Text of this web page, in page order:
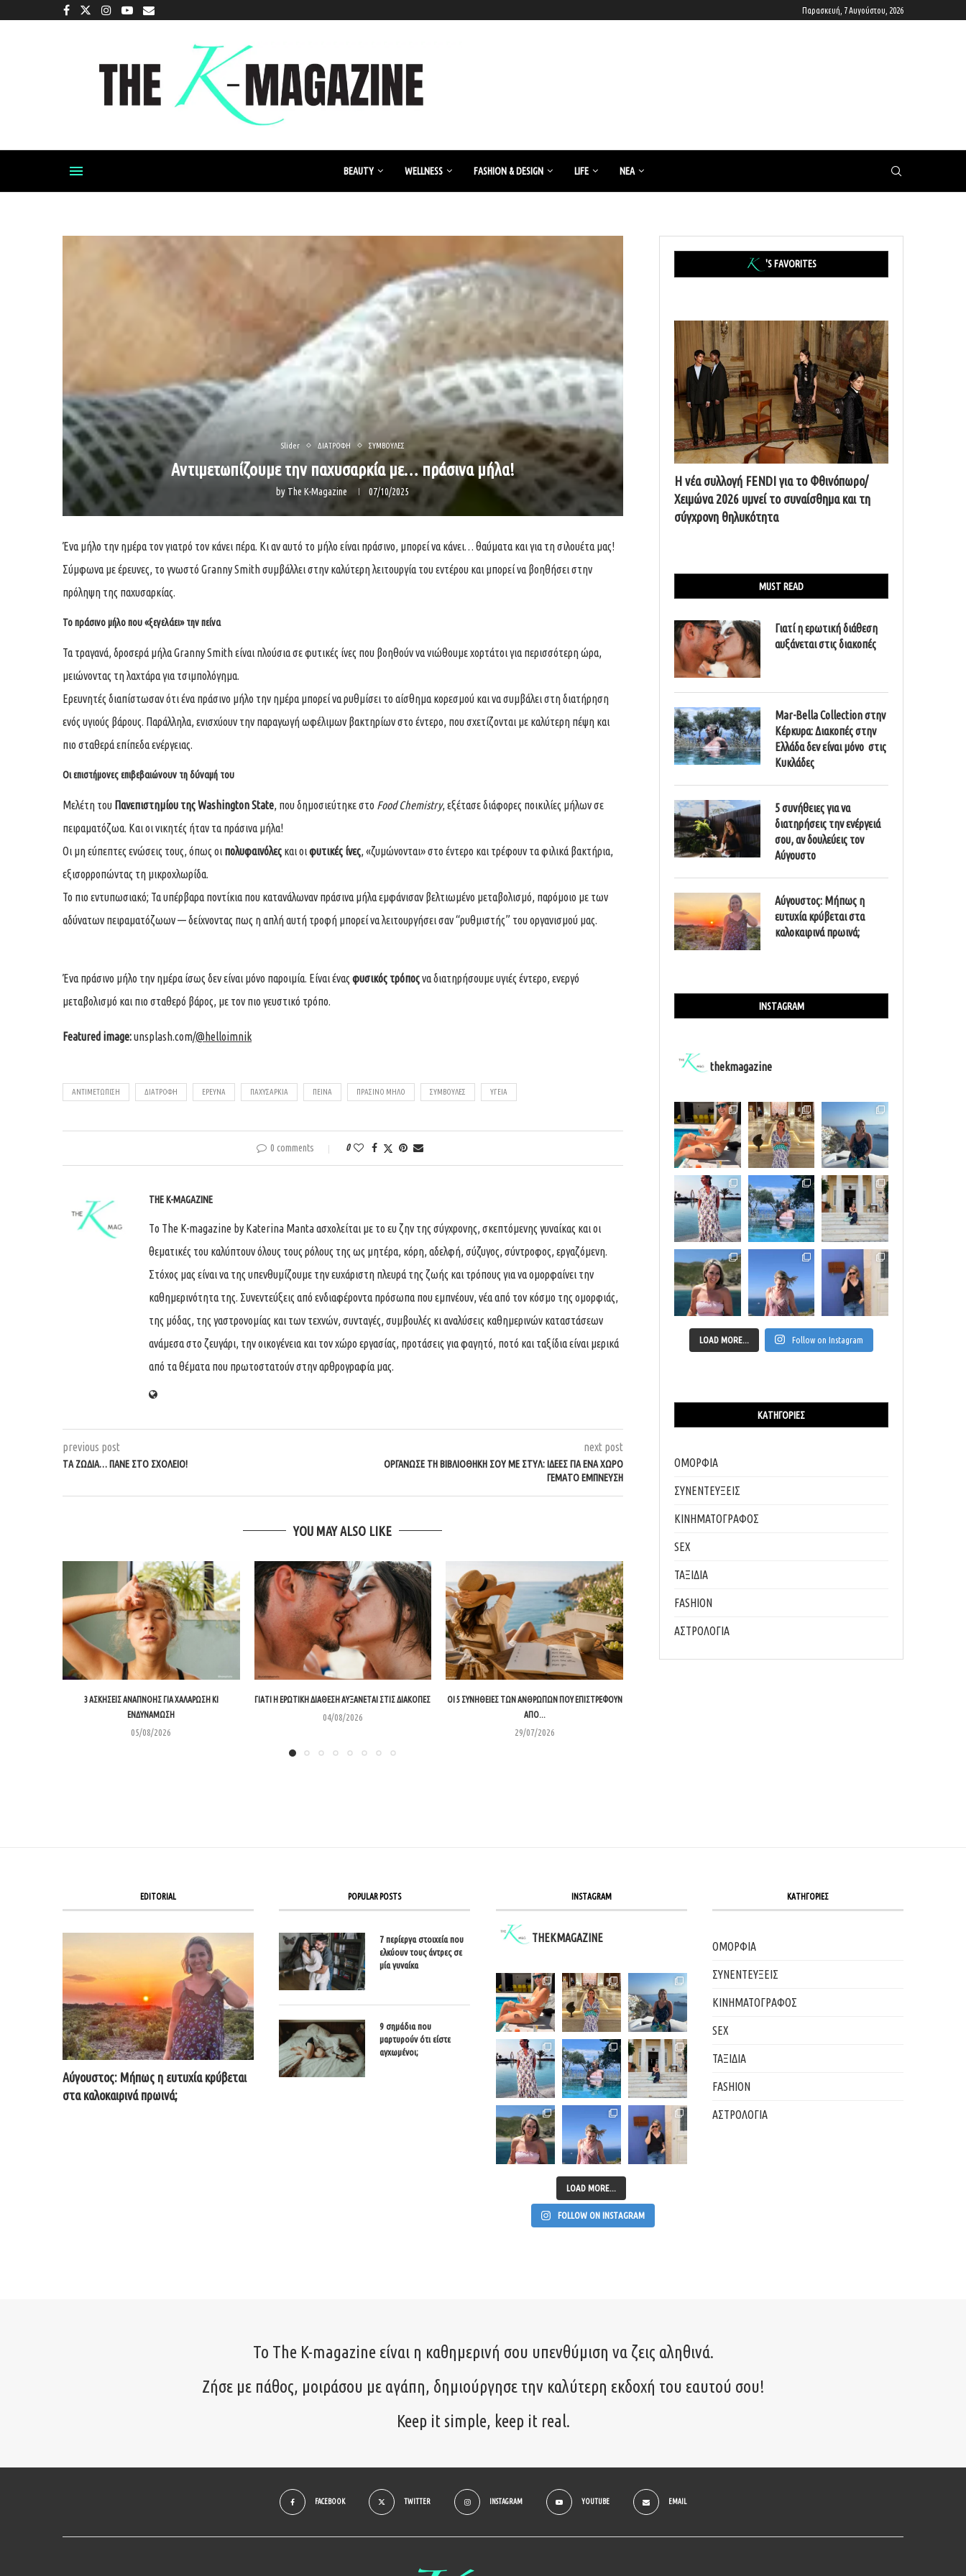
Παρασκευή, 7 Αυγούστου, 2026
BEAUTY WELLNESS FASHION & DESIGN LIFE ΝΈΑ
Slider ΔΙΑΤΡΟΦΗ ΣΥΜΒΟΥΛΕΣ
Αντιμετωπίζουμε την παχυσαρκία με… πράσινα μήλα!
by The K-Magazine 07/10/2025
Ένα μήλο την ημέρα τον γιατρό τον κάνει πέρα. Κι αν αυτό το μήλο είναι πράσινο, μπορεί να κάνει… θαύματα και για τη σιλουέτα μας!
Σύμφωνα με έρευνες, το γνωστό Granny Smith συμβάλλει στην καλύτερη λειτουργία του εντέρου και μπορεί να βοηθήσει στην
πρόληψη της παχυσαρκίας.
Το πράσινο μήλο που «ξεγελάει» την πείνα
Τα τραγανά, δροσερά μήλα Granny Smith είναι πλούσια σε φυτικές ίνες που βοηθούν να νιώθουμε χορτάτοι για περισσότερη ώρα,
μειώνοντας τη λαχτάρα για τσιμπολόγημα.
Ερευνητές διαπίστωσαν ότι ένα πράσινο μήλο την ημέρα μπορεί να ρυθμίσει το αίσθημα κορεσμού και να συμβάλει στη διατήρηση
ενός υγιούς βάρους. Παράλληλα, ενισχύουν την παραγωγή ωφέλιμων βακτηρίων στο έντερο, που σχετίζονται με καλύτερη πέψη και
πιο σταθερά επίπεδα ενέργειας.
Οι επιστήμονες επιβεβαιώνουν τη δύναμή του
Μελέτη του Πανεπιστημίου της Washington State, που δημοσιεύτηκε στο Food Chemistry, εξέτασε διάφορες ποικιλίες μήλων σε
πειραματόζωα. Και οι νικητές ήταν τα πράσινα μήλα!
Οι μη εύπεπτες ενώσεις τους, όπως οι πολυφαινόλες και οιφυτικές ίνες, «ζυμώνονται» στο έντερο και τρέφουν τα φιλικά βακτήρια,
εξισορροπώντας τη μικροχλωρίδα.
Το πιο εντυπωσιακό; Τα υπέρβαρα ποντίκια που κατανάλωναν πράσινα μήλα εμφάνισαν βελτιωμένο μεταβολισμό, παρόμοιο με των
αδύνατων πειραματόζωων — δείχνοντας πως η απλή αυτή τροφή μπορεί να λειτουργήσει σαν “ρυθμιστής” του οργανισμού μας.
Ένα πράσινο μήλο την ημέρα ίσως δεν είναι μόνο παροιμία. Είναι ένας φυσικός τρόποςνα διατηρήσουμε υγιές έντερο, ενεργό
μεταβολισμό και πιο σταθερό βάρος, με τον πιο γευστικό τρόπο.
Featured image:unsplash.com/@helloimnik
ΑΝΤΙΜΕΤΩΠΙΣΗ ΔΙΑΤΡΟΦΉ ΈΡΕΥΝΑ ΠΑΧΥΣΑΡΚΊΑ ΠΕΊΝΑ ΠΡΆΣΙΝΟ ΜΉΛΟ ΣΥΜΒΟΥΛΈΣ ΥΓΕΊΑ
0 comments 0
THE K-MAGAZINE
Tο The K-magazine by Katerina Manta ασχολείται με το ευ ζην της σύγχρονης, σκεπτόμενης γυναίκας και οι
θεματικές του καλύπτουν όλους τους ρόλους της ως μητέρα, κόρη, αδελφή, σύζυγος, σύντροφος, εργαζόμενη.
Στόχος μας είναι να της υπενθυμίζουμε την ευχάριστη πλευρά της ζωής και τρόπους για να ομορφαίνει την
καθημερινότητα της. Συνεντεύξεις από ενδιαφέροντα πρόσωπα που εμπνέουν, νέα από τον κόσμο της ομορφιάς,
της μόδας, της γαστρονομίας και των τεχνών, συνταγές, συμβουλές κι αναλύσεις καθημερινών καταστάσεων
ανάμεσα στο ζευγάρι, την οικογένεια και τον χώρο εργασίας, προτάσεις για φαγητό, ποτό και ταξίδια είναι μερικά
από τα θέματα που πρωτοστατούν στην αρθρογραφία μας.
previous post
ΤΑ ΖΏΔΙΑ… ΠΆΝΕ ΣΤΟ ΣΧΟΛΕΊΟ!
next post
ΟΡΓΆΝΩΣΕ ΤΗ ΒΙΒΛΙΟΘΉΚΗ ΣΟΥ ΜΕ ΣΤΥΛ: ΙΔΈΕΣ ΓΙΑ ΈΝΑ ΧΏΡΟ
ΓΕΜΆΤΟ ΈΜΠΝΕΥΣΗ
YOU MAY ALSO LIKE
3 ΑΣΚΉΣΕΙΣ ΑΝΑΠΝΟΉΣ ΓΙΑ ΧΑΛΆΡΩΣΗ ΚΙ
ΕΝΔΥΝΆΜΩΣΗ
05/08/2026
ΓΙΑΤΊ Η ΕΡΩΤΙΚΉ ΔΙΆΘΕΣΗ ΑΥΞΆΝΕΤΑΙ ΣΤΙΣ ΔΙΑΚΟΠΈΣ
04/08/2026
ΟΙ 5 ΣΥΝΉΘΕΙΕΣ ΤΩΝ ΑΝΘΡΏΠΩΝ ΠΟΥ ΕΠΙΣΤΡΈΦΟΥΝ
ΑΠΌ...
29/07/2026
'S FAVORITES
Η νέα συλλογή FENDI για το Φθινόπωρο/
Χειμώνα 2026 υμνεί το συναίσθημα και τη
σύγχρονη θηλυκότητα
MUST READ
Γιατί η ερωτική διάθεση
αυξάνεται στις διακοπές
Mar-Bella Collection στην
Κέρκυρα: Διακοπές στην
Ελλάδα δεν είναι μόνο στις
Κυκλάδες
5 συνήθειες για να
διατηρήσεις την ενέργειά
σου, αν δουλεύεις τον
Αύγουστο
Αύγουστος: Μήπως η
ευτυχία κρύβεται στα
καλοκαιρινά πρωινά;
INSTAGRAM
thekmagazine
LOAD MORE... Follow on Instagram
ΚΑΤΗΓΟΡΊΕΣ
ΟΜΟΡΦΙΑ
ΣΥΝΕΝΤΕΥΞΕΙΣ
ΚΙΝΗΜΑΤΟΓΡΑΦΟΣ
SEX
ΤΑΞΙΔΙΑ
FASHION
ΑΣΤΡΟΛΟΓΙΑ
EDITORIAL
Αύγουστος: Μήπως η ευτυχία κρύβεται
στα καλοκαιρινά πρωινά;
POPULAR POSTS
7 περίεργα στοιχεία που
ελκύουν τους άντρες σε
μία γυναίκα
9 σημάδια που
μαρτυρούν ότι είστε
αγχωμένοι;
INSTAGRAM
THEKMAGAZINE
LOAD MORE...
FOLLOW ON INSTAGRAM
ΚΑΤΗΓΟΡΙΕΣ
ΟΜΟΡΦΙΑ
ΣΥΝΕΝΤΕΥΞΕΙΣ
ΚΙΝΗΜΑΤΟΓΡΑΦΟΣ
SEX
ΤΑΞΙΔΙΑ
FASHION
ΑΣΤΡΟΛΟΓΙΑ
Το The K-magazine είναι η καθημερινή σου υπενθύμιση να ζεις αληθινά.
Ζήσε με πάθος, μοιράσου με αγάπη, δημιούργησε την καλύτερη εκδοχή του εαυτού σου!
Keep it simple, keep it real.
FACEBOOK TWITTER INSTAGRAM YOUTUBE EMAIL